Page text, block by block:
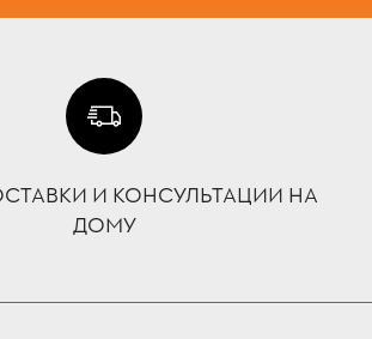
И КОНСУЛЬТАЦИИ НА
ДОМУ